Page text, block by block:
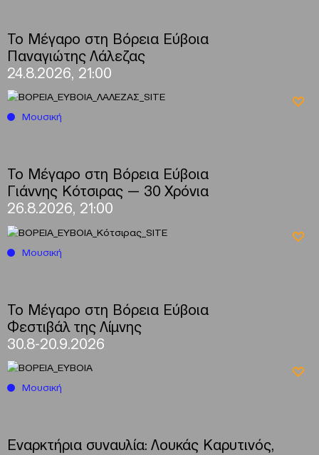
Το Μέγαρο στη Βόρεια Εύβοια
Παναγιώτης Λάλεζας
24.8.2026, 21:00
Μουσική
Το Μέγαρο στη Βόρεια Εύβοια
Γιάννης Κότσιρας — 30 Χρόνια
26.8.2026, 21:00
Μουσική
Το Μέγαρο στη Βόρεια Εύβοια
Φεστιβάλ της Λίμνης
30.8-20.9.2026
Μουσική
Εναρκτήρια συναυλία: Λουκάς Καρυτινός,